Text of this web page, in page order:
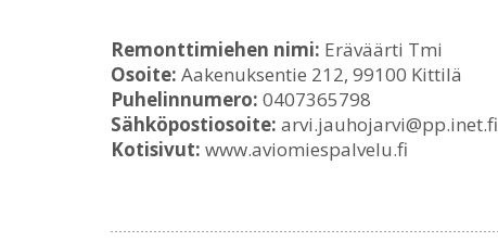
Remonttimiehen nimi: Eräväärti Tmi
Osoite: Aakenuksentie 212, 99100 Kittilä
Puhelinnumero: 0407365798
Sähköpostiosoite: arvi.jauhojarvi@pp.inet.fi
Kotisivut: www.aviomiespalvelu.fi